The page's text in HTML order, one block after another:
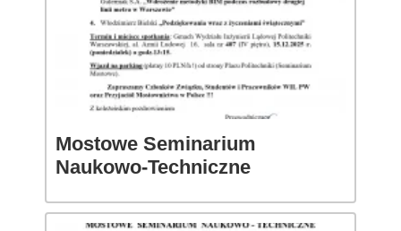
Mostowe Seminarium
Naukowo-Techniczne